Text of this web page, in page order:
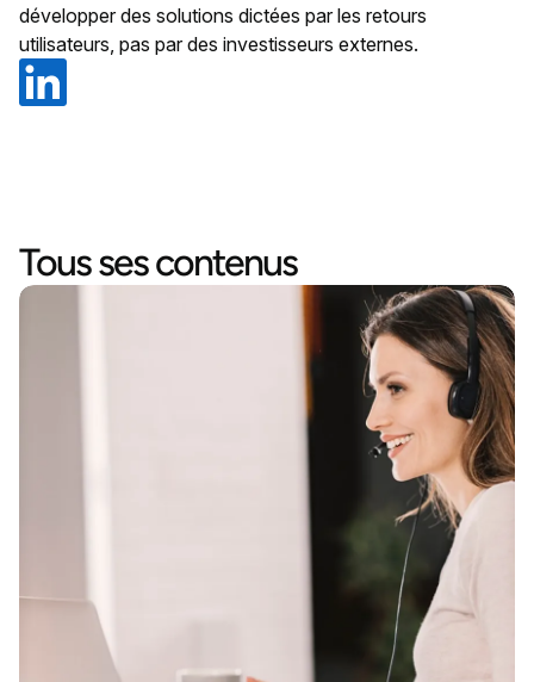
développer des solutions dictées par les retours
utilisateurs, pas par des investisseurs externes.
Tous ses contenus